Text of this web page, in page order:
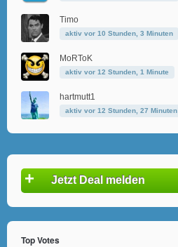
Timo
aktiv vor 10 Stunden, 3 Minuten
MoRToK
aktiv vor 12 Stunden, 1 Minute
hartmutt1
aktiv vor 12 Stunden, 27 Minuten
+ Jetzt Deal melden
Top Votes